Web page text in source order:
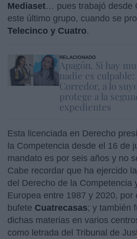
Mediaset… pues trabajó desde
este último grupo, cuando se
Telecinco y Cuatro.
RELACIONADO
Apagón. Si hay
nadie es
Corredor, a lo
protege a la
expedientes
Esta licenciada en Derecho
la Competencia desde el 16 de
mandato es por seis años y no
Cabe recordar que ha ejercido
del Derecho de la Competencia
Europea entre 1987 y 2020, por
bufete Cuatrecasas; y también
dichas materias en varios
como letrada del Tribunal de